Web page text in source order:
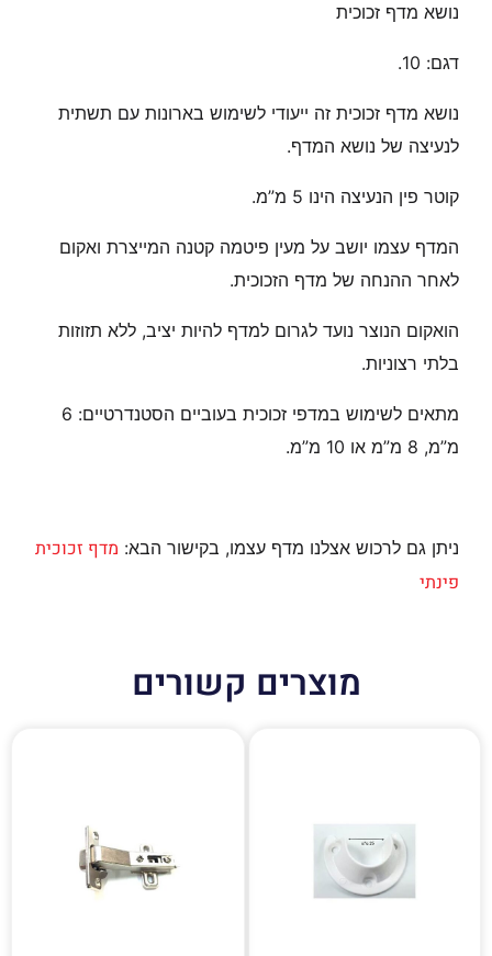
נושא מדף זכוכית
דגם: 10.
נושא מדף זכוכית זה ייעודי לשימוש בארונות עם תשתית
לנעיצה של נושא המדף.
קוטר פין הנעיצה הינו 5 מ”מ.
המדף עצמו יושב על מעין פיטמה קטנה המייצרת ואקום
לאחר ההנחה של מדף הזכוכית.
הואקום הנוצר נועד לגרום למדף להיות יציב, ללא תזוזות
בלתי רצוניות.
מתאים לשימוש במדפי זכוכית בעוביים הסטנדרטיים: 6
מ”מ, 8 מ”מ או 10 מ”מ.
ניתן גם לרכוש אצלנו מדף עצמו, בקישור הבא: מדף זכוכית
פינתי
מוצרים קשורים